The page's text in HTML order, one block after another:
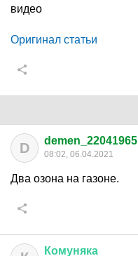
видео
Оригинал статьи
D demen_22041965
08:02, 06.04.2021
Два озона на газоне.
Комуняка